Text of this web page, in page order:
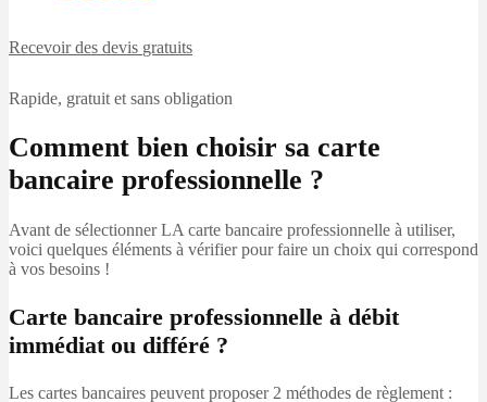
Recevoir des devis gratuits
Rapide, gratuit et sans obligation
Comment bien choisir sa carte
bancaire professionnelle ?
Avant de sélectionner LA carte bancaire professionnelle à utiliser,
voici quelques éléments à vérifier pour faire un choix qui correspond
à vos besoins !
Carte bancaire professionnelle à débit
immédiat ou différé ?
Les cartes bancaires peuvent proposer 2 méthodes de règlement :